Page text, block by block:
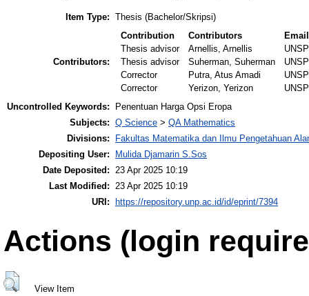
Item Type: Thesis (Bachelor/Skripsi)
Contributors:
Contribution Contributors
Email
Thesis advisor
Arnellis, Arnellis
Thesis advisor
Suherman, Suherman
Corrector
Putra, Atus Amadi
Corrector
Yerizon, Yerizon
Uncontrolled Keywords:
Penentuan Harga Opsi Eropa
Subjects: Q Science > QA Mathematics
Divisions:
Fakultas Matematika dan Ilmu Pengetahuan
Depositing User:
Mulida Djamarin S.Sos
Date Deposited: 23 Apr 2025 10:19
Last Modified: 23 Apr 2025 10:19
URI:
https://repository.unp.ac.id/id/eprint/7394
Actions (login
View Item